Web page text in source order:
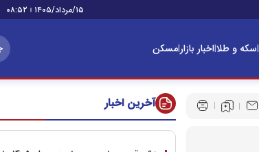
۱۵/مرداد/۱۴۰۵ ۰۸:۵۲
|سکه و طلا|اخبار بازار|مسکن
آخرین اخبار